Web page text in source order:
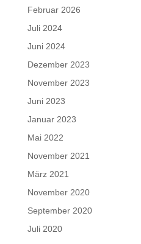
Februar 2026
Juli 2024
Juni 2024
Dezember 2023
November 2023
Juni 2023
Januar 2023
Mai 2022
November 2021
März 2021
November 2020
September 2020
Juli 2020